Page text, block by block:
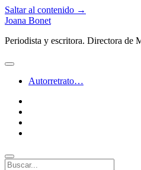
Saltar al contenido →
Joana Bonet
Periodista y escritora. Directora de
abrir
Autorretrato…
Buscar